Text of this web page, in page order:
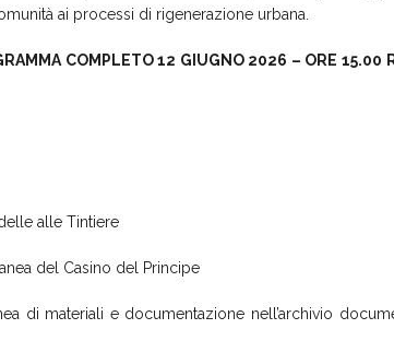
ai processi di rigenerazione urbana.
COMPLETO 12 GIUGNO 2026 – ORE 15.00
alle Tintiere
del Casino del Principe
di materiali e documentazione nell’archivio